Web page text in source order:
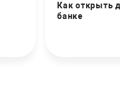
Как открыть
банке